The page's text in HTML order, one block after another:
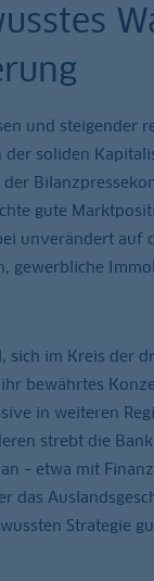
und steigender
soliden
gute
unverändert auf
gewerbliche
sich im Kreis der
bewährtes
in weiteren
strebt die
– etwa mit
das
Strategie